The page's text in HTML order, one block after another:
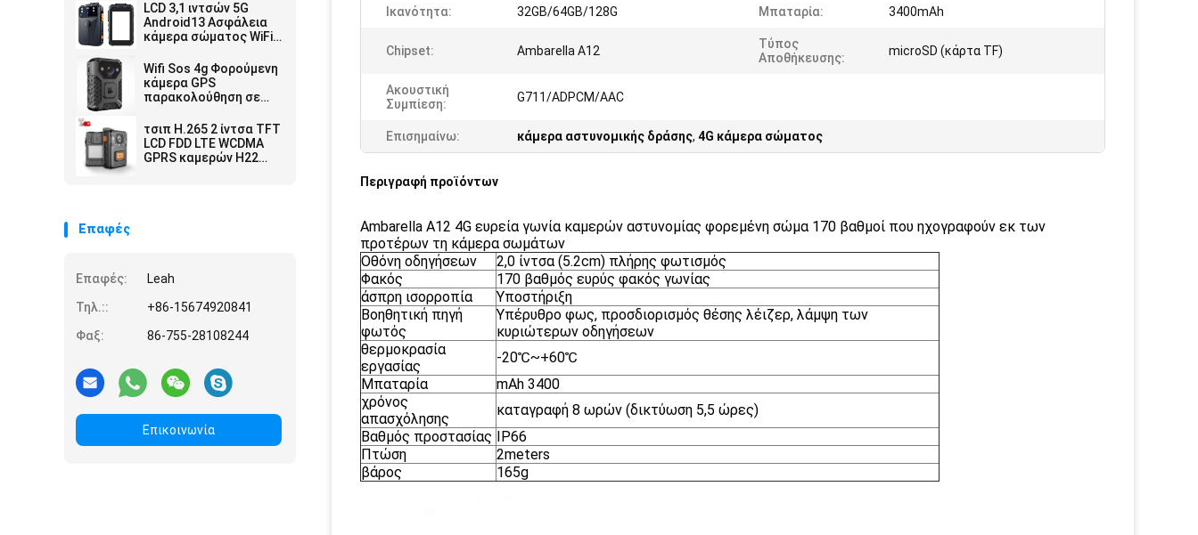
LCD 3,1 ιντσών 5G
Android13 Ασφάλεια
κάμερα σώματος WiFi
1440p ζωντανά
Wifi Sos 4g Φορούμενη
κάμερα GPS
παρακολούθηση σε
Παρακολούθηση
Διακομιστή υψηλής
ευκρίνειας
τσιπ H.265 2 ίντσα TFT
LCD FDD LTE WCDMA
GPRS καμερών H22
Επαφές
Επαφές:
Leah
Τηλ.::
+86-15674920841
Φαξ:
86-755-28108244
Επικοινωνία
Ικανότητα: 32GB/64GB/128G Μπαταρία: 3400mAh
Chipset: Ambarella A12
Τύπος
Αποθήκευσης:
microSD (κάρτα TF)
Ακουστική
Συμπίεση:
G711/ADPCM/AAC
Επισημαίνω: κάμερα αστυνομικής δράσης, 4G κάμερα σώματος
Περιγραφή προϊόντων
Ambarella A12 4G ευρεία γωνία καμερών αστυνομίας φορεμένη σώμα 170 βαθμοί που ηχογραφούν εκ των
προτέρων τη κάμερα σωμάτων
Οθόνη οδηγήσεων
2,0 ίντσα (5.2cm) πλήρης φωτισμός
Φακός
170 βαθμός ευρύς φακός γωνίας
άσπρη ισορροπία
Υποστήριξη
Βοηθητική πηγή
φωτός
Υπέρυθρο φως, προσδιορισμός θέσης λέιζερ, λάμψη των
κυριώτερων οδηγήσεων
θερμοκρασία
εργασίας
-20℃~+60℃
Μπαταρία
mAh 3400
χρόνος
απασχόλησης
καταγραφή 8 ωρών (δικτύωση 5,5 ώρες)
Βαθμός προστασίας IP66
Πτώση
2meters
βάρος
165g